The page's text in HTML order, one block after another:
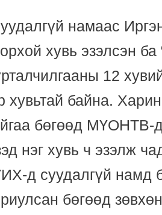
намаас
хувь эзэлсэн ба
12
хувьтай байна.
бөгөөд МҮОНТВ-д
нэг хувь ч эзэлж
д суудалгүй намд
бөгөөд